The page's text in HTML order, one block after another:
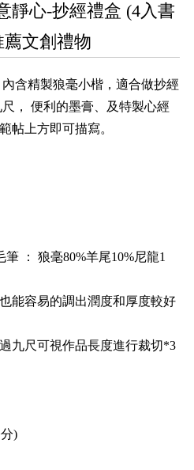
靜心-抄經禮盒 (4入書
文創禮物
內含精製狼毫小楷，適合做抄經
， 便利的墨膏、及特製心經
帖上方即可描寫。
筆 ： 狼毫80%羊尾10%尼龍1
能容易的調出潤度和厚度較好
九尺可視作品長度進行裁切*3
)